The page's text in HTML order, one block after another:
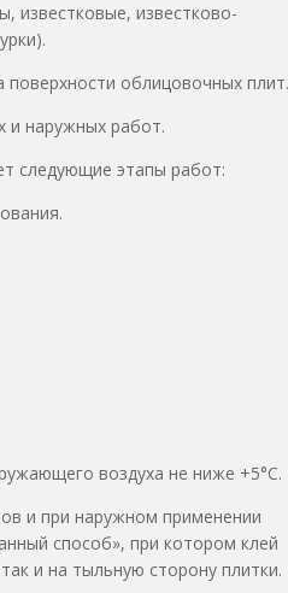
известковые, известково-
облицовочных плит.
и наружных работ.
следующие этапы работ:
воздуха не ниже +5°С.
и при наружном применении
способ», при котором клей
и на тыльную сторону плитки.